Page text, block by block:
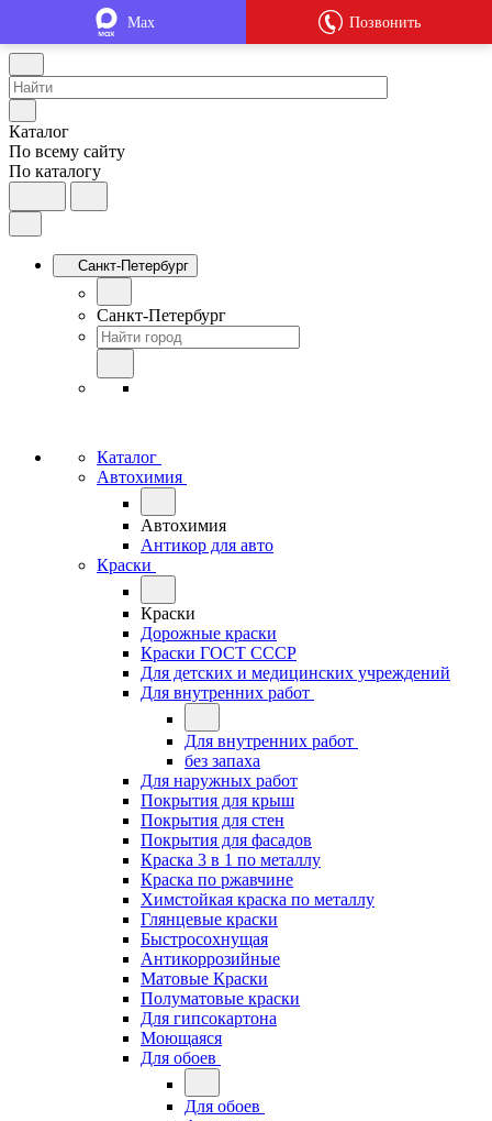
Каталог
По всему сайту
По каталогу
Санкт-Петербург
Санкт-Петербург
Каталог
Автохимия
Автохимия
Антикор для авто
Краски
Краски
Дорожные краски
Краски ГОСТ СССР
Для детских и медицинских учреждений
Для внутренних работ
Для внутренних работ
без запаха
Для наружных работ
Покрытия для крыш
Покрытия для стен
Покрытия для фасадов
Краска 3 в 1 по металлу
Краска по ржавчине
Химстойкая краска по металлу
Глянцевые краски
Быстросохнущая
Антикоррозийные
Матовые Краски
Полуматовые краски
Для гипсокартона
Моющаяся
Для обоев
Для обоев
Max Позвонить